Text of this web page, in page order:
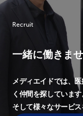
Recruit
一緒に働きま
メディエイドでは、医
く仲間を探しています
そして様々なサービ